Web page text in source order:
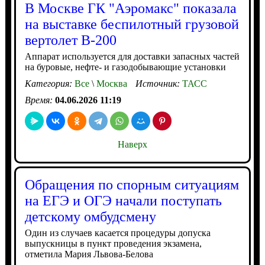
В Москве ГК "Аэромакс" показала
на выставке беспилотный грузовой
вертолет В-200
Аппарат используется для доставки запасных частей
на буровые, нефте- и газодобывающие установки
Категория: Все\Москва Источник: ТАСС
Время: 04.06.2026 11:19
Наверх
Обращения по спорным ситуациям
на ЕГЭ и ОГЭ начали поступать
детскому омбудсмену
Один из случаев касается процедуры допуска
выпускницы в пункт проведения экзамена,
отметила Мария Львова-Белова